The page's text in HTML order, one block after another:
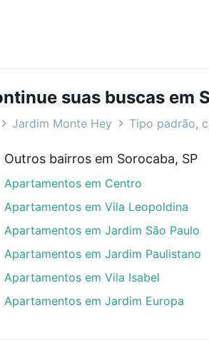
e até condomínios favoritos.
o preço, metragem e
Sorocaba, SP ideal para você na
com 4 suites à venda em
ao seu orçamento. Se
e conte com a gente para
suas buscas em
Jardim Monte Hey Tipo padrão,
Outros bairros em Sorocaba, SP
Apartamentos em Centro
Apartamentos em Vila Leopoldina
Apartamentos em Jardim São Paulo
Apartamentos em Jardim Paulistano
Apartamentos em Vila Isabel
Apartamentos em Jardim Europa